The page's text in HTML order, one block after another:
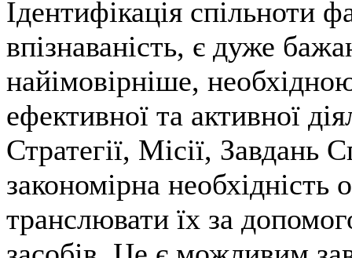
Ідентифікація спільноти
впізнаваність, є дуже
найімовірніше,
ефективної та активної
Стратегії, Місії, Завдань
закономірна необхідність
транслювати їх за